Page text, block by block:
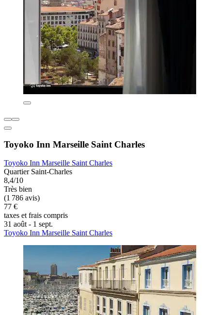
Toyoko Inn Marseille Saint Charles
Toyoko Inn Marseille Saint Charles
Quartier Saint-Charles
8,4/10
Très bien
(1 786 avis)
77 €
taxes et frais compris
31 août - 1 sept.
Toyoko Inn Marseille Saint Charles